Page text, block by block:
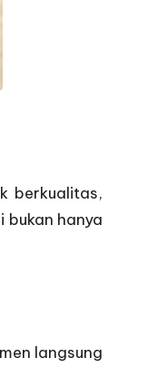
berkualitas,
bukan hanya
langsung